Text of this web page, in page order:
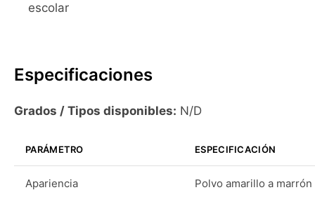
escolar
Especificaciones
Grados / Tipos disponibles: N/D
PARÁMETRO ESPECIFICACIÓN
Apariencia Polvo amarillo a